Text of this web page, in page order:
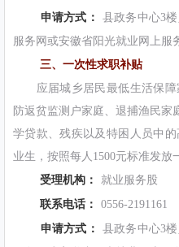
申请方式：
县政务中心3
服务网或安徽省阳光就业网上服
三、一次性求职补贴
应届城乡居民最低生活保障
防返贫监测户家庭、退捕渔民家
学贷款、残疾以及特困人员中
业生，按照每人1500元标准发放
受理机构：
就业服务股
联系电话：
0556-2191161
申请方式：
县政务中心3